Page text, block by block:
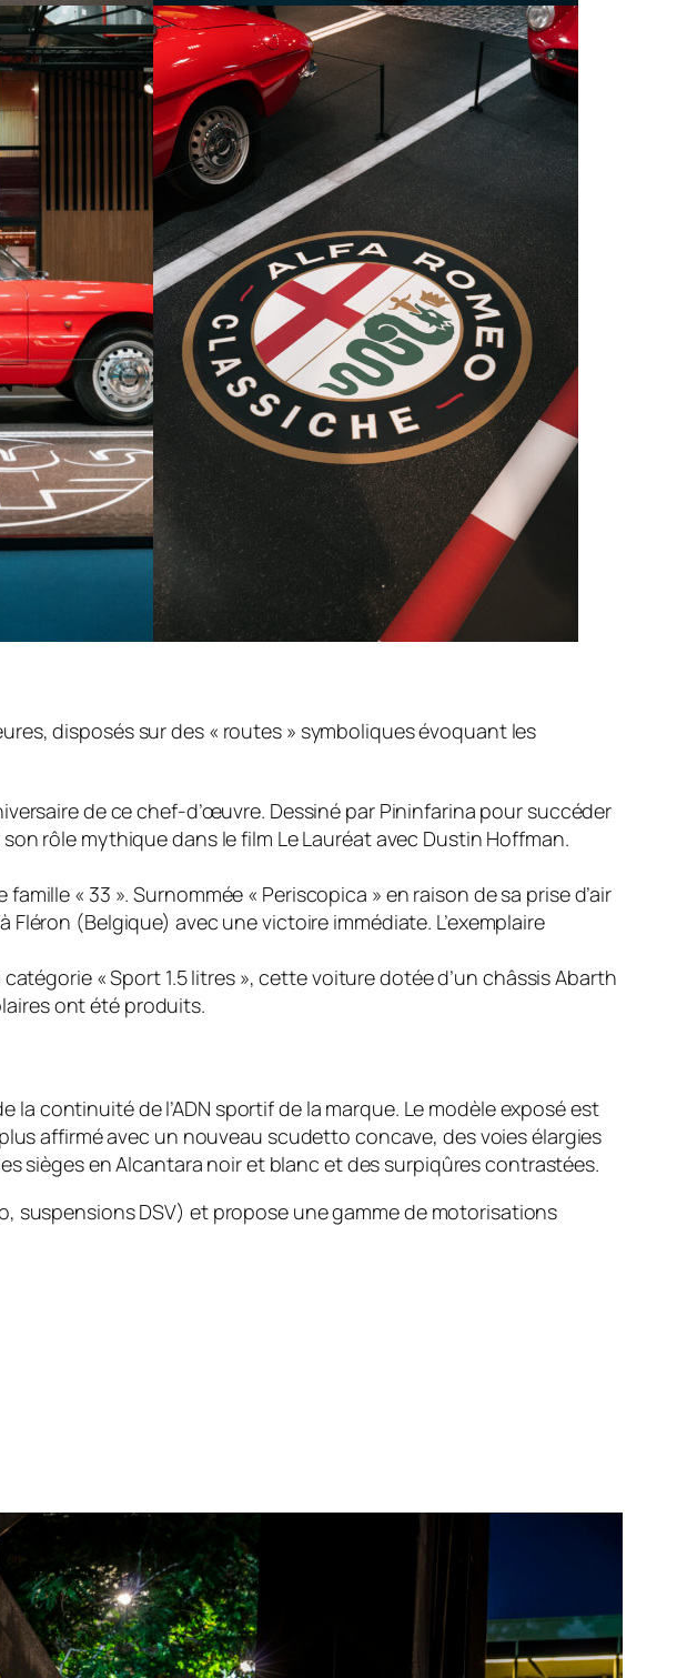
disposés sur des « routes » symboliques évoquant les
de ce chef-d’œuvre. Dessiné par Pininfarina pour succéder
rôle mythique dans le film Le Lauréatavec Dustin Hoffman.
famille « 33 ». Surnommée « Periscopica » en raison de sa prise d’air
(Belgique) avec une victoire immédiate. L’exemplaire
« Sport 1.5 litres », cette voiture dotée d’un châssis Abarth
ont été produits.
la continuité de l’ADN sportif de la marque. Le modèle exposé est
affirmé avec un nouveau scudetto concave, des voies élargies
sièges en Alcantara noir et blanc et des surpiqûres contrastées.
suspensions DSV) et propose une gamme de motorisations